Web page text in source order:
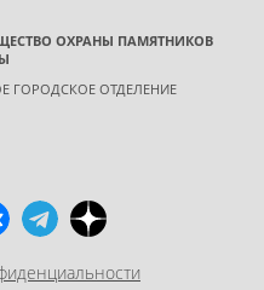
ОХРАНЫ ПАМЯТНИКОВ
ГОРОДСКОЕ ОТДЕЛЕНИЕ